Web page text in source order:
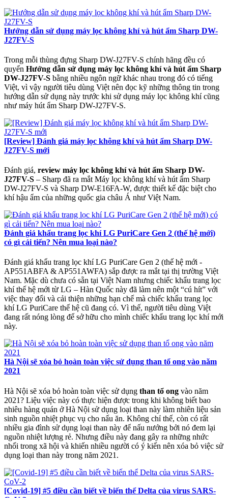
Hướng dẫn sử dụng máy lọc không khí và hút ẩm Sharp DW-
J27FV-S
Trong mỗi thùng đựng Sharp DW-J27FV-S chính hãng đều có
quyển Hướng dẫn sử dụng máy lọc không khí và hút ẩm Sharp
DW-J27FV-S bằng nhiều ngôn ngữ khác nhau trong đó có tiếng
Việt, vì vậy người tiêu dùng Việt nên đọc kỹ những thông tin trong
hướng dẫn sử dụng này trước khi sử dụng máy lọc không khí cũng
như máy hút ẩm Sharp DW-J27FV-S.
[Review] Đánh giá máy lọc không khí và hút ẩm Sharp DW-
J27FV-S mới
Đánh giá, review máy lọc không khí và hút ẩm Sharp DW-
J27FV-S – Sharp đã ra mắt Máy lọc không khí và hút ẩm Sharp
DW-J27FV-S và Sharp DW-E16FA-W, được thiết kế đặc biệt cho
khí hậu ẩm của những quốc gia châu Á như Việt Nam.
Đánh giá khẩu trang lọc khí LG PuriCare Gen 2 (thế hệ mới)
có gì cải tiến? Nên mua loại nào?
Đánh giá khẩu trang lọc khí LG PuriCare Gen 2 (thế hệ mới -
AP551ABFA & AP551AWFA) sắp được ra mắt tại thị trường Việt
Nam. Mặc dù chưa có sẵn tại Việt Nam nhưng chiếc khẩu trang lọc
khí thế hệ mới từ LG – Hàn Quốc này đã làm nên một “cú hít” với
việc thay đổi và cải thiện những hạn chế mà chiếc khẩu trang lọc
khí LG PuriCare thế hệ cũ đang có. Vì thế, người tiêu dùng Việt
đang rất nóng lòng để sở hữu cho mình chiếc khẩu trang lọc khí mới
này.
Hà Nội sẽ xóa bỏ hoàn toàn việc sử dụng than tổ ong vào năm
2021
Hà Nội sẽ xóa bỏ hoàn toàn việc sử dụng than tổ ong vào năm
2021? Liệu việc này có thực hiện được trong khi không biết bao
nhiêu hàng quán ở Hà Nội sử dụng loại than này làm nhiên liệu sản
sinh nguồn nhiệt phục vụ cho nấu ăn. Không chỉ thế, còn có rất
nhiều gia đình sử dụng loại than này để nấu nướng bởi nó đem lại
nguồn nhiệt lượng rẻ. Nhưng điều này đang gây ra những nhức
nhối trong xã hội và khiến nhiều người có ý kiến nên xóa bỏ việc sử
dụng loại than này trong năm 2021.
[Covid-19] #5 điều cần biết về biến thể Delta của virus SARS-